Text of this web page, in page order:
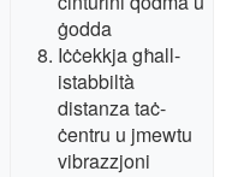
ġodda
Iċċekkja għall-
istabbiltà
distanza taċ-
ċentru u jmewtu
vibrazzjoni